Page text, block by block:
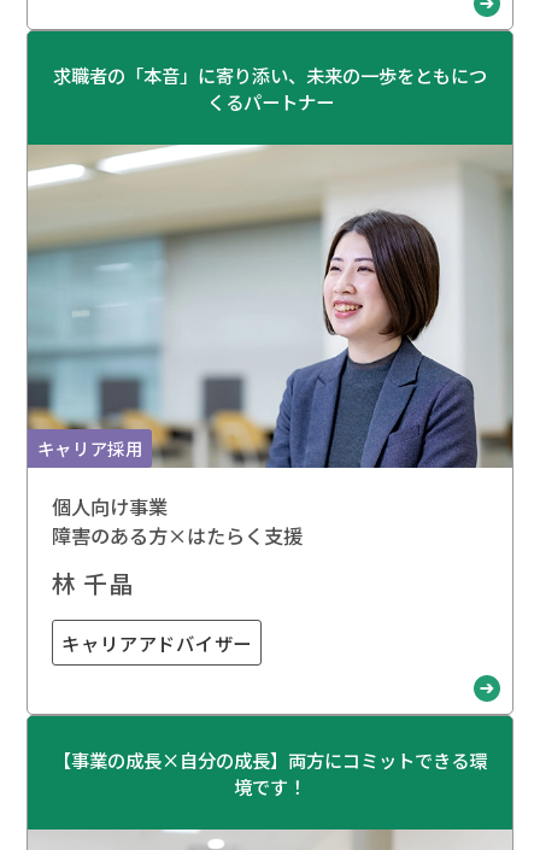
求職者の「本音」に寄り添い、未来の一歩をともにつ
くるパートナー
キャリア採用
個人向け事業
障害のある方×はたらく支援
林 千晶
キャリアアドバイザー
【事業の成長×自分の成長】両方にコミットできる環
境です！